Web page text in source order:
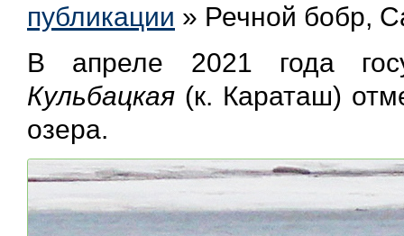
публикации » Речной бобр,
В апреле 2021 года
Кульбацкая (к. Караташ)
озера.